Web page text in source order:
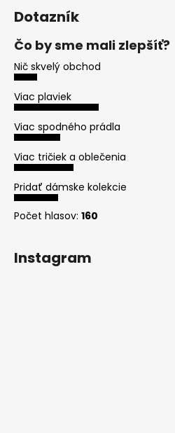
Dotazník
Čo by sme mali zlepšíť?
Nič skvelý obchod
Viac plaviek
Viac spodného prádla
Viac tričiek a oblečenia
Pridať dámske kolekcie
Počet hlasov: 160
Instagram